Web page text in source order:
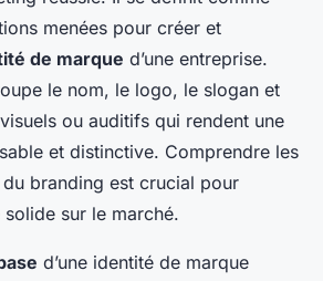
6 min de lecture
menées pour créer et
de marque d’une entreprise.
le nom, le logo, le slogan et
ou auditifs qui rendent une
et distinctive. Comprendre les
branding est crucial pour
sur le marché.
d’une identité de marque